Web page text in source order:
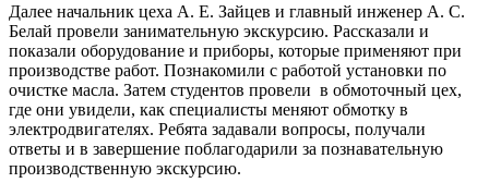
Далее начальник цеха А. Е. Зайцев и главный инженер А. С.
Белай провели занимательную экскурсию. Рассказали и
показали оборудование и приборы, которые применяют при
производстве работ. Познакомили с работой установки по
очистке масла. Затем студентов провели в обмоточный цех,
где они увидели, как специалисты меняют обмотку в
электродвигателях. Ребята задавали вопросы, получали
ответы и в завершение поблагодарили за познавательную
производственную экскурсию.